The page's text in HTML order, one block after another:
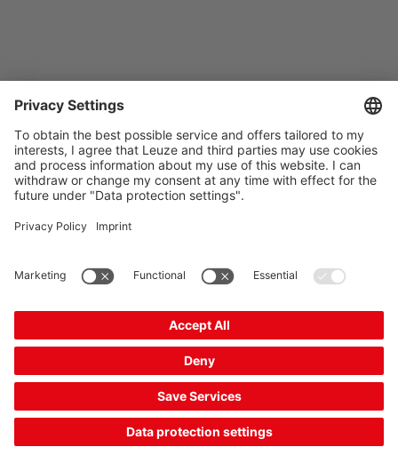
The Sensor People
相关链接
时事通讯
Cookie 设置 版本说明
CE